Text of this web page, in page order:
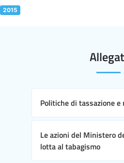
2015
Politiche di tassazione
Le azioni del Ministero
lotta al tabagismo